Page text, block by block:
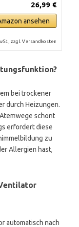
26,99 €
ansehen
zzgl. Versandkosten
bei trockener
durch Heizungen.
schont
erfordert diese
zu
Allergien hast,
automatisch nach